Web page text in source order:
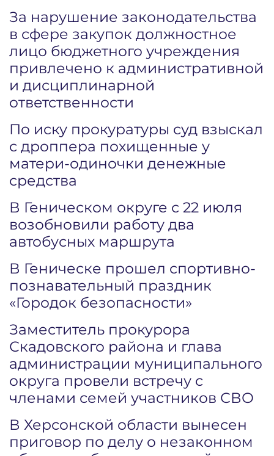
За нарушение законодательства
в сфере закупок должностное
лицо бюджетного учреждения
привлечено к административной
и дисциплинарной
ответственности
По иску прокуратуры суд взыскал
с дроппера похищенные у
матери-одиночки денежные
средства
В Геническом округе с 22 июля
возобновили работу два
автобусных маршрута
В Геническе прошел спортивно-
познавательный праздник
«Городок безопасности»
Заместитель прокурора
Скадовского района и глава
администрации муниципального
округа провели встречу с
членами семей участников СВО
В Херсонской области вынесен
приговор по делу о незаконном